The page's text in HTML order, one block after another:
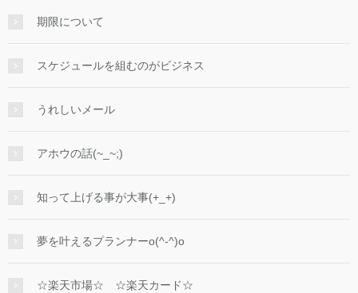
期限について
スケジュールを組むのがビジネス
うれしいメール
アホウの話(~_~;)
知って上げる事が大事(+_+)
夢を叶えるプランナーo(^-^)o
☆楽天市場☆ ☆楽天カード☆